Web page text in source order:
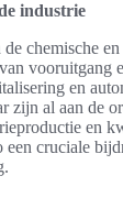
industrie
chemische
vooruitgang
en
zijn al aan de
en
cruciale